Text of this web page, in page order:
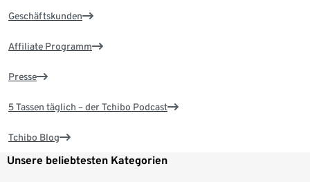
Geschäftskunden
Affiliate Programm
Presse
5 Tassen täglich – der Tchibo Podcast
Tchibo Blog
Unsere beliebtesten Kategorien